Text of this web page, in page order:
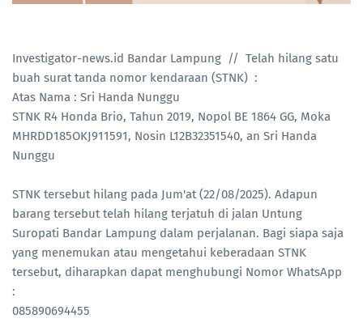
Investigator-news.id Bandar Lampung // Telah hilang satu
buah surat tanda nomor kendaraan (STNK) :
Atas Nama : Sri Handa Nunggu
STNK R4 Honda Brio, Tahun 2019, Nopol BE 1864 GG, Moka
MHRDD185OKJ911591, Nosin L12B32351540, an Sri Handa
Nunggu
STNK tersebut hilang pada Jum'at (22/08/2025). Adapun
barang tersebut telah hilang terjatuh di jalan Untung
Suropati Bandar Lampung dalam perjalanan. Bagi siapa saja
yang menemukan atau mengetahui keberadaan STNK
tersebut, diharapkan dapat menghubungi Nomor WhatsApp
:
085890694455